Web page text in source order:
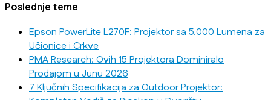
Poslednje teme
Epson PowerLite L270F: Projektor sa 5.000 Lumena za
Učionice i Crkve
PMA Research: Ovih 15 Projektora Dominiralo
Prodajom u Junu 2026
7 Ključnih Specifikacija za Outdoor Projektor: